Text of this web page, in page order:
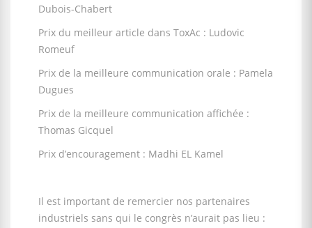
Dubois-Chabert
Prix du meilleur article dans ToxAc : Ludovic
Romeuf
Prix de la meilleure communication orale : Pamela
Dugues
Prix de la meilleure communication affichée :
Thomas Gicquel
Prix d’encouragement : Madhi EL Kamel
Il est important de remercier nos partenaires
industriels sans qui le congrès n’aurait pas lieu :